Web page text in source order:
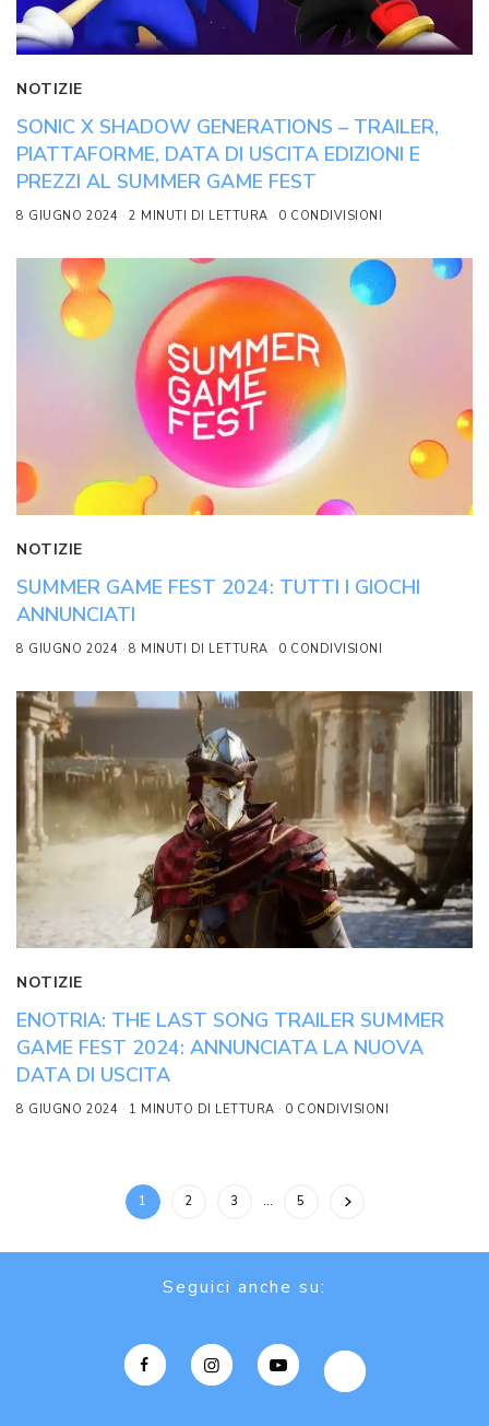
NOTIZIE
SONIC X SHADOW GENERATIONS – TRAILER,
PIATTAFORME, DATA DI USCITA EDIZIONI E
PREZZI AL SUMMER GAME FEST
8 GIUGNO 2024 2 MINUTI DI LETTURA 0 CONDIVISIONI
NOTIZIE
SUMMER GAME FEST 2024: TUTTI I GIOCHI
ANNUNCIATI
8 GIUGNO 2024 8 MINUTI DI LETTURA 0 CONDIVISIONI
NOTIZIE
ENOTRIA: THE LAST SONG TRAILER SUMMER
GAME FEST 2024: ANNUNCIATA LA NUOVA
DATA DI USCITA
8 GIUGNO 2024 1 MINUTO DI LETTURA 0 CONDIVISIONI
1 2 3 … 5
Seguici anche su: